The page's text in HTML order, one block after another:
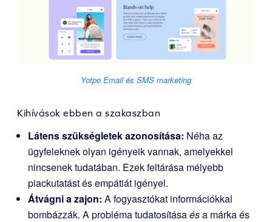
Yotpo Email és SMS marketing
Kihívások ebben a szakaszban
Látens szükségletek azonosítása: Néha az
ügyfeleknek olyan igényeik vannak, amelyekkel
nincsenek tudatában. Ezek feltárása mélyebb
piackutatást és empátiát igényel.
Átvágni a zajon: A fogyasztókat információkkal
bombázzák. A probléma tudatosításaésa márka és